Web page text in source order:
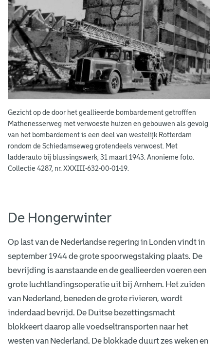
Gezicht op de door het geallieerde bombardement getrofffen
Mathenesserweg met verwoeste huizen en gebouwen als gevolg
van het bombardement is een deel van westelijk Rotterdam
rondom de Schiedamseweg grotendeels verwoest. Met
ladderauto bij blussingswerk, 31 maart 1943. Anonieme foto.
Collectie 4287, nr. XXXIII-632-00-01-19.
De Hongerwinter
Op last van de Nederlandse regering in Londen vindt in
september 1944 de grote spoorwegstaking plaats. De
bevrijding is aanstaande en de geallieerden voeren een
grote luchtlandingsoperatie uit bij Arnhem. Het zuiden
van Nederland, beneden de grote rivieren, wordt
inderdaad bevrijd. De Duitse bezettingsmacht
blokkeert daarop alle voedseltransporten naar het
westen van Nederland. De blokkade duurt zes weken en